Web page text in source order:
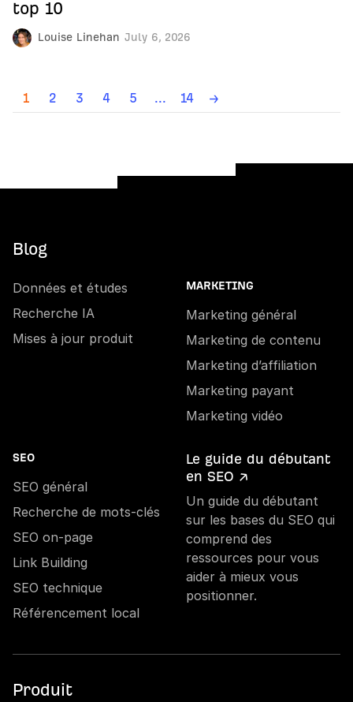
Louise Linehan July 6, 2026
top 10
1 2 3 4 5 ... 14 →
Blog
Données et études
Recherche IA
Mises à jour produit
MARKETING
Marketing général
Marketing de contenu
Marketing d’affiliation
Marketing payant
Marketing vidéo
SEO
SEO général
Recherche de mots-clés
SEO on-page
Link Building
SEO technique
Référencement local
Le guide du débutant
en SEO ↗
Un guide du débutant
sur les bases du SEO qui
comprend des
ressources pour vous
aider à mieux vous
positionner.
Produit